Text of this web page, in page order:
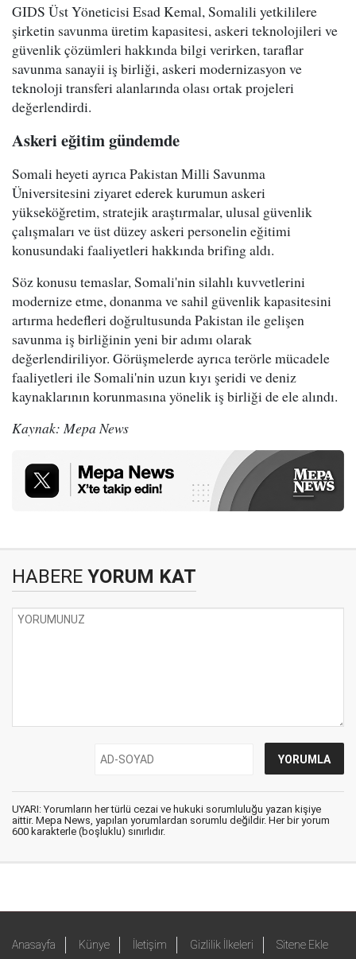
GIDS Üst Yöneticisi Esad Kemal, Somalili yetkililere
şirketin savunma üretim kapasitesi, askeri teknolojileri ve
güvenlik çözümleri hakkında bilgi verirken, taraflar
savunma sanayii iş birliği, askeri modernizasyon ve
teknoloji transferi alanlarında olası ortak projeleri
değerlendirdi.
Askeri eğitim gündemde
Somali heyeti ayrıca Pakistan Milli Savunma
Üniversitesini ziyaret ederek kurumun askeri
yükseköğretim, stratejik araştırmalar, ulusal güvenlik
çalışmaları ve üst düzey askeri personelin eğitimi
konusundaki faaliyetleri hakkında brifing aldı.
Söz konusu temaslar, Somali'nin silahlı kuvvetlerini
modernize etme, donanma ve sahil güvenlik kapasitesini
artırma hedefleri doğrultusunda Pakistan ile gelişen
savunma iş birliğinin yeni bir adımı olarak
değerlendiriliyor. Görüşmelerde ayrıca terörle mücadele
faaliyetleri ile Somali'nin uzun kıyı şeridi ve deniz
kaynaklarının korunmasına yönelik iş birliği de ele alındı.
Kaynak: Mepa News
HABERE YORUM KAT
UYARI: Yorumların her türlü cezai ve hukuki sorumluluğu yazan kişiye
aittir. Mepa News, yapılan yorumlardan sorumlu değildir. Her bir yorum
600 karakterle (boşluklu) sınırlıdır.
Anasayfa Künye İletişim Gizlilik İlkeleri Sitene Ekle